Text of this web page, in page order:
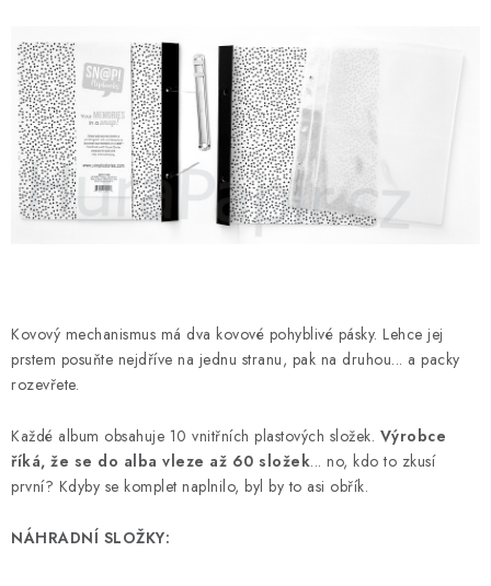
Kovový mechanismus má dva kovové pohyblivé pásky. Lehce jej
prstem posuňte nejdříve na jednu stranu, pak na druhou... a packy
rozevřete.
Každé album obsahuje 10 vnitřních plastových složek. Výrobce
říká, že se do alba vleze až 60 složek... no, kdo to zkusí
první? Kdyby se komplet naplnilo, byl by to asi obřík.
NÁHRADNÍ SLOŽKY: